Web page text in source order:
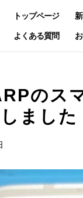
トップページ
よくある質問
の
ました